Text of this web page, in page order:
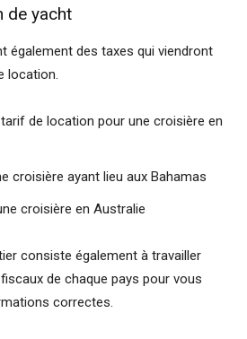
de yacht
également des taxes qui viendront
location.
de location pour une croisière en
croisière ayant lieu aux Bahamas
croisière en Australie
consiste également à travailler
de chaque pays pour vous
correctes.